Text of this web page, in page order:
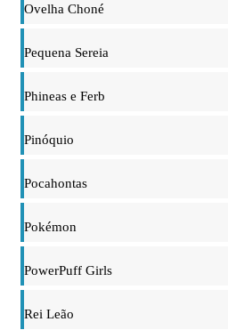
Ovelha Choné
Pequena Sereia
Phineas e Ferb
Pinóquio
Pocahontas
Pokémon
PowerPuff Girls
Rei Leão